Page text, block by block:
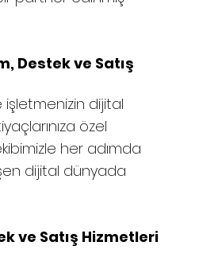
Destek ve Satış
dijital
özel
her adımda
dijital dünyada
ve Satış Hizmetleri